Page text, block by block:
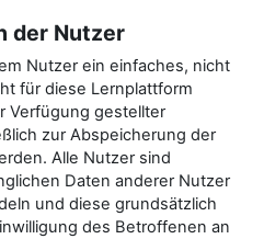
der Nutzer
Nutzer ein einfaches, nicht
für diese Lernplattform
Verfügung gestellter
zur Abspeicherung der
Alle Nutzer sind
Daten anderer Nutzer
und diese grundsätzlich
des Betroffenen an